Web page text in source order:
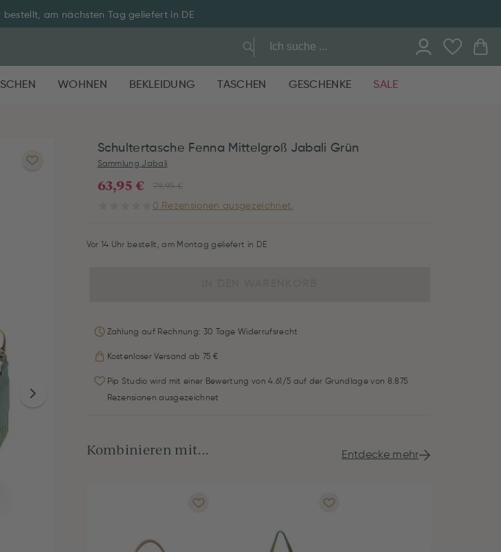
bestellt, am nächsten Tag geliefert in DE
WOHNEN BEKLEIDUNG TASCHEN GESCHENKE SALE
Schultertasche Fenna Mittelgroß Jabali Grün
Sammlung Jabali
79,95 €
63,95 €
0 Rezensionen ausgezeichnet.
Vor 14 Uhr bestellt, am Montag geliefert in DE
Zahlung auf Rechnung: 30 Tage Widerrufsrecht
Kostenloser Versand ab 75 €
Pip Studio wird mit einer Bewertung von 4.61/5 auf der Grundlage von 8.875
Rezensionen ausgezeichnet
Kombinieren mit... Entdecke mehr